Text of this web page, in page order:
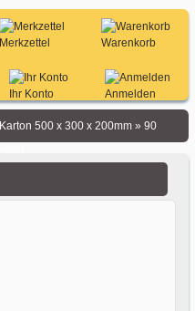
Warenkorb
Merkzettel
Anmelden
Ihr Konto
Karton 500 x 300 x 200mm »90